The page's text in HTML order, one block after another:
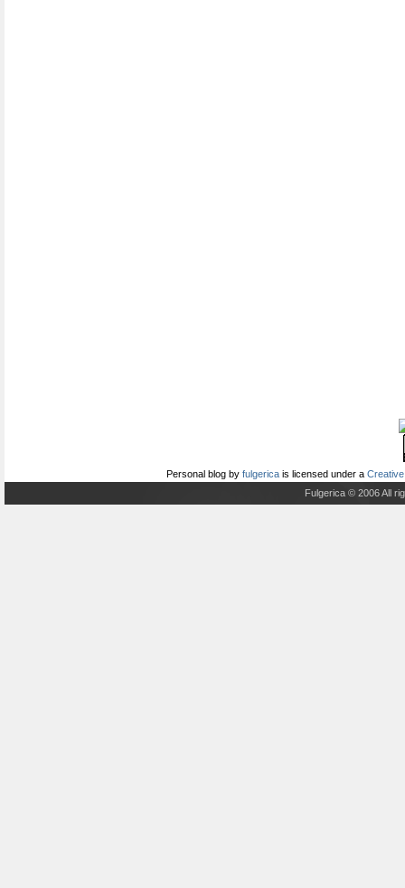
Personal blog by fulgerica is licensed under a
Fulgerica © 2006 All